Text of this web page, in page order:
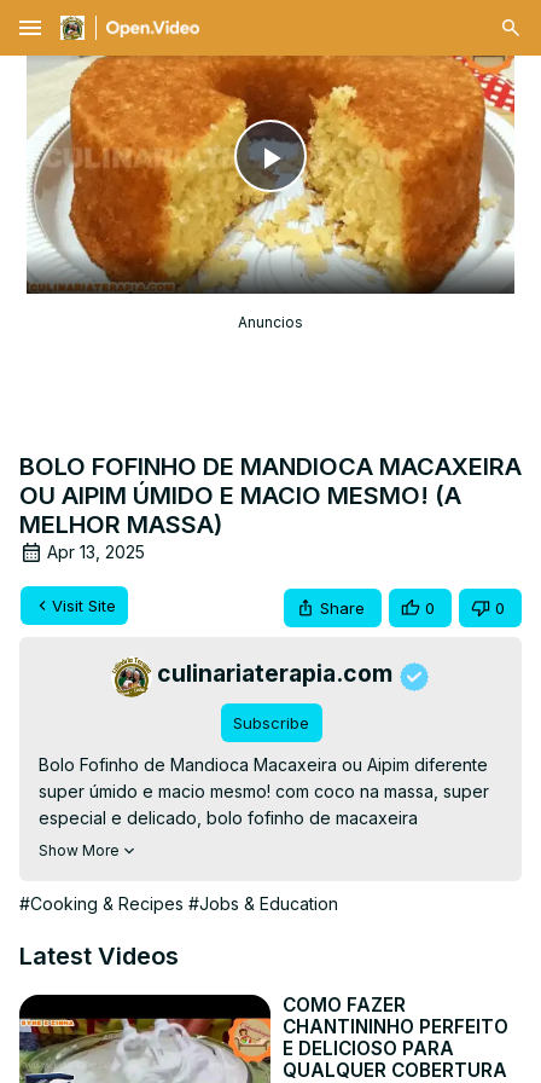
menu
Play
Video
Anuncios
BOLO FOFINHO DE MANDIOCA MACAXEIRA
OU AIPIM ÚMIDO E MACIO MESMO! (A
MELHOR MASSA)
Apr 13, 2025
Visit Site Share 0 0
culinariaterapia.com
Subscribe
Bolo Fofinho de Mandioca Macaxeira ou Aipim diferente
super úmido e macio mesmo! com coco na massa, super
especial e delicado, bolo fofinho de macaxeira
👉Compartilha, Curta e Comenta para Fortalecer Nossa
👉SEJA MEMBRO! 👉
👉APOSTILAS COMPLETAS
https://pag.ae/7_5M5yEYR
👉APOIE DYNE E ZINHA CHAVE PIX 👉
dyneezinha@gmail.com (Ariadne)
Show More
#Cooking & Recipes #Jobs & Education
Latest Videos
COMO FAZER
CHANTININHO PERFEITO
E DELICIOSO PARA
QUALQUER COBERTURA